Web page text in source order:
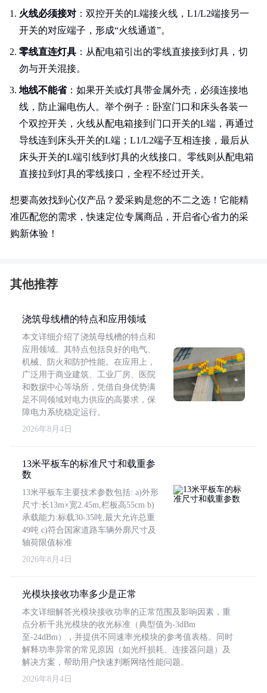
火线必须接对 ：双控开关的L端接火线，L1/L2端接另一
开关的对应端子，形成“火线通道”。
零线直连灯具 ：从配电箱引出的零线直接接到灯具，切
勿与开关混接。
地线不能省：如果开关或灯具带金属外壳，必须连接地
线，防止漏电伤人。举个例子：卧室门口和床头各装一
个双控开关，火线从配电箱接到门口开关的L端，再通过
导线连到床头开关的L端；L1/L2端子互相连接，最后从
床头开关的L端引线到灯具的火线接口。零线则从配电箱
直接拉到灯具的零线接口，全程不经过开关。
想要高效找到心仪产品？爱采购是您的不二之选！它能精
准匹配您的需求，快速定位专属商品，开启省心省力的采
购新体验！
其他推荐
浇筑母线槽的特点和应用领域
本文详细介绍了浇筑母线槽的特点和
应用领域。其特点包括良好的电气、
机械、防火和防护性能。在应用上，
广泛用于商业建筑、工业厂房、医院
和数据中心等场所，凭借自身优势满
足不同领域对电力供应的高要求，保
障电力系统稳定运行。
2026年8月4日
13米平板车的标准尺寸和载重参
数
13米平板车主要技术参数包括: a)外形
尺寸:长13m×宽2.45m,栏板高55cm b)
承载能力:标载30-35吨,最大允许总重
49吨 c)符合国家道路车辆外廓尺寸及
轴荷限值标准
2026年8月4日
光模块接收功率多少是正常
本文详细解答光模块接收功率的正常范围及影响因素，重
点分析千兆光模块的收光标准（典型值为-3dBm
至-24dBm），并提供不同速率光模块的参考值表格。同时
解释功率异常的常见原因（如光纤损耗、连接器问题）及
解决方案，帮助用户快速判断网络性能问题。
2026年8月4日